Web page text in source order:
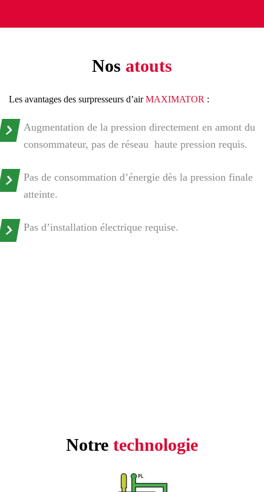
J'accepte d'être recontacté.e dans le cadre d'une
Nos atouts
Les avantages des surpresseurs d’airMAXIMATOR :
Augmentation de la pression directement en amont du
consommateur, pas de réseau haute pression requis.
Pas de consommation d’énergie dès la pression finale
atteinte.
Pas d’installation électrique requise.
Notre technologie
J'accepte d'être recontacté.e dans le cadre d'une